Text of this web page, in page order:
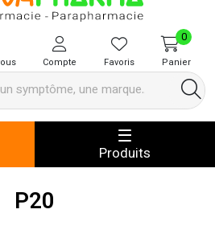
MVA Pharma Votre pharmacie
Compte Favoris Panier
0
Produits
P20